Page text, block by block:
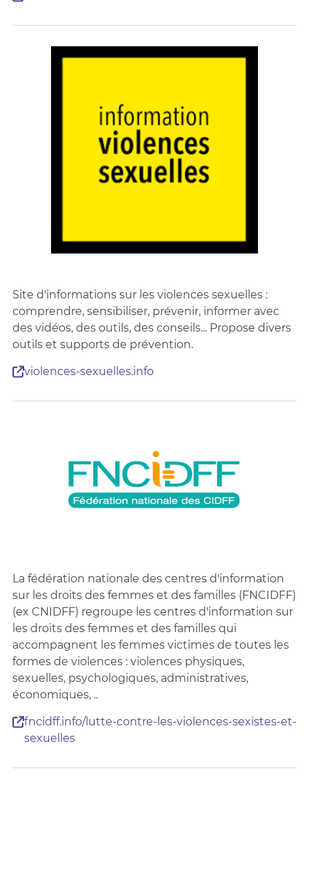
Site d'informations sur les violences sexuelles :
comprendre, sensibiliser, prévenir, informer avec
des vidéos, des outils, des conseils... Propose divers
outils et supports de prévention.
violences-sexuelles.info
La fédération nationale des centres d'information
sur les droits des femmes et des familles (FNCIDFF)
(ex CNIDFF) regroupe les centres d'information sur
les droits des femmes et des familles qui
accompagnent les femmes victimes de toutes les
formes de violences : violences physiques,
sexuelles, psychologiques, administratives,
économiques, ..
fncidff.info/lutte-contre-les-violences-sexistes-et-
sexuelles